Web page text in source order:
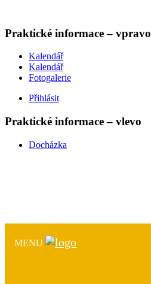
Praktické informace – vpravo
Kalendář
Kalendář
Fotogalerie
Přihlásit
Praktické informace – vlevo
Docházka
MENU